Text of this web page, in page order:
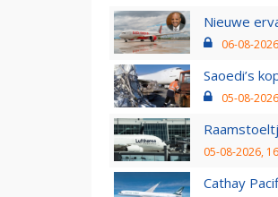
Nieuwe
06-08-
Saoedi’s
05-08-
05-08-2026,
Cathay